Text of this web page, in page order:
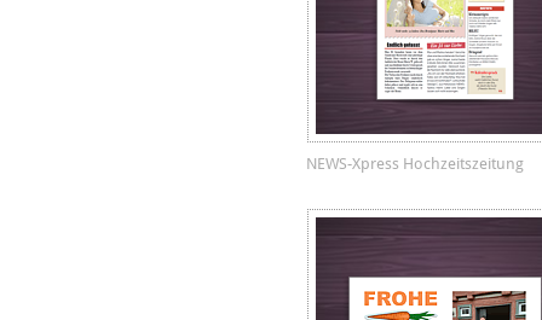
NEWS-Xpress Hochzeitszeitung